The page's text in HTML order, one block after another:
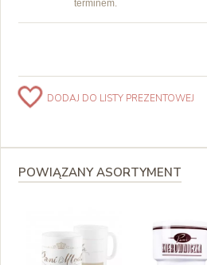
terminem.
DODAJ DO LISTY PREZENTOWEJ
POWIĄZANY ASORTYMENT